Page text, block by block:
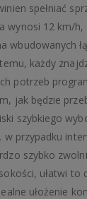
spełniać
wynosi 12 km/
wbudowanych
każdy
potrzeb
jak będzie
szybkiego
przypadku
szybko
ułatwi to
ułożenie